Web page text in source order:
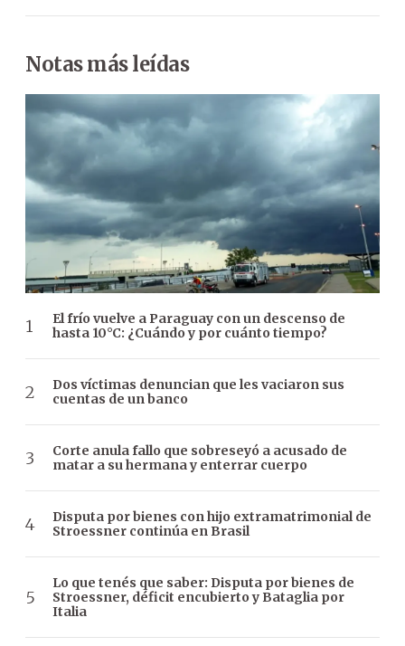
Notas más leídas
El frío vuelve a Paraguay con un descenso de
hasta 10°C: ¿Cuándo y por cuánto tiempo?
Dos víctimas denuncian que les vaciaron sus
cuentas de un banco
Corte anula fallo que sobreseyó a acusado de
matar a su hermana y enterrar cuerpo
Disputa por bienes con hijo extramatrimonial de
Stroessner continúa en Brasil
Lo que tenés que saber: Disputa por bienes de
Stroessner, déficit encubierto y Bataglia por
Italia